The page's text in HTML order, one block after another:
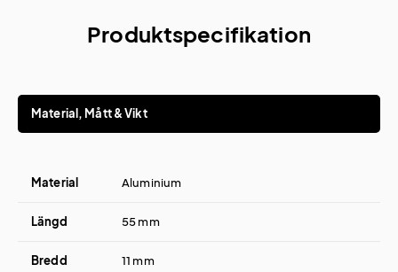
Produktspecifikation
Material, Mått & Vikt
Material Aluminium
Längd 55 mm
Bredd 11 mm